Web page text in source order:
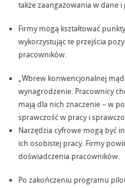
także zaangażowania w dane i
Firmy mogą kształtować
wykorzystując te przejścia
pracowników.
„Wbrew konwencjonalnej
wynagrodzenie. Pracownicy
mają dla nich znaczenie – w
sprawczość w pracy i
Narzędzia cyfrowe mogą być
ich osobistej pracy. Firmy
doświadczenia pracowników.
Po zakończeniu programu